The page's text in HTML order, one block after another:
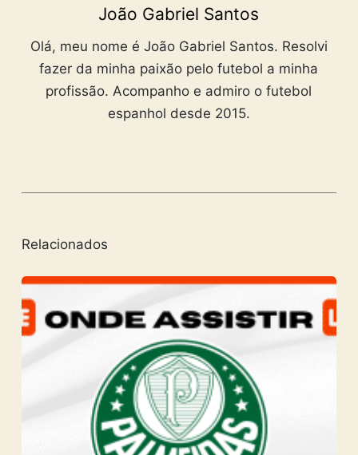
João Gabriel Santos
Olá, meu nome é João Gabriel Santos. Resolvi
fazer da minha paixão pelo futebol a minha
profissão. Acompanho e admiro o futebol
espanhol desde 2015.
Relacionados